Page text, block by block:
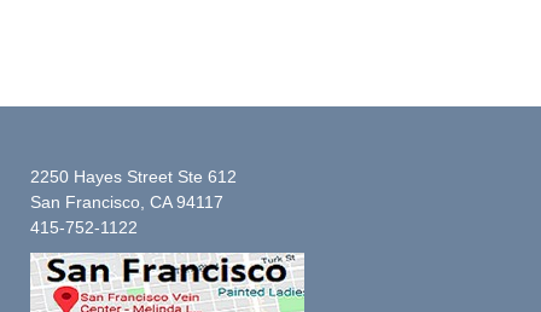
2250 Hayes Street Ste 612
San Francisco, CA 94117
415-752-1122